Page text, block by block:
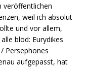
veröffentlichen
weil ich absolut
und vor allem,
blöd: Eurydikes
Persephones
aufgepasst, hat